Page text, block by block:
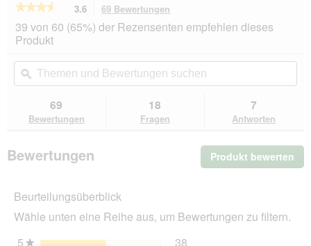
★★★★★
★★★★★
von
5
lesen
für
GOLD
Medica
10
3.6 69 Bewertungen
Aktion
du
zu
den
39 von 60 (65%) der Rezensenten empfehlen dieses
Produkt
Themen
und
Bewertungen
ϙ
69
Bewertungen
18
Fragen
7
Antworten
Bewertungen Produkt bewerten
Mit
Beurteilungsüberblick
Wähle unten eine Reihe aus, um Bewertungen zu filtern.
5★ Sterne 38